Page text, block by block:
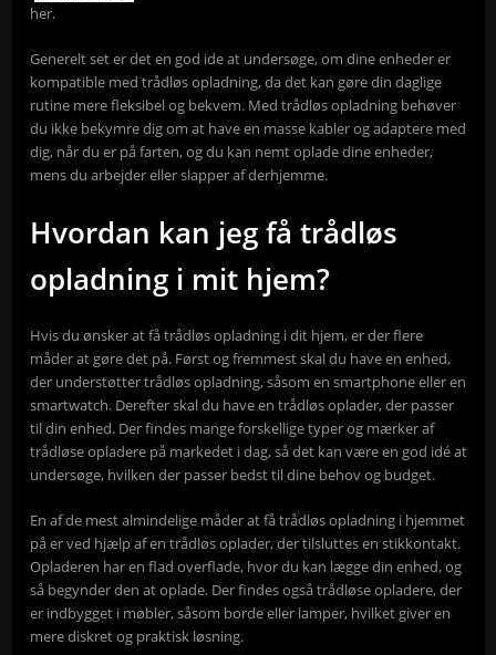
her.
Generelt set er det en god ide at undersøge, om dine enheder er
kompatible med trådløs opladning, da det kan gøre din daglige
rutine mere fleksibel og bekvem. Med trådløs opladning behøver
du ikke bekymre dig om at have en masse kabler og adaptere med
dig, når du er på farten, og du kan nemt oplade dine enheder,
mens du arbejder eller slapper af derhjemme.
Hvordan kan jeg få trådløs
opladning i mit hjem?
Hvis du ønsker at få trådløs opladning i dit hjem, er der flere
måder at gøre det på. Først og fremmest skal du have en enhed,
der understøtter trådløs opladning, såsom en smartphone eller en
smartwatch. Derefter skal du have en trådløs oplader, der passer
til din enhed. Der findes mange forskellige typer og mærker af
trådløse opladere på markedet i dag, så det kan være en god idé at
undersøge, hvilken der passer bedst til dine behov og budget.
En af de mest almindelige måder at få trådløs opladning i hjemmet
på er ved hjælp af en trådløs oplader, der tilsluttes en stikkontakt.
Opladeren har en flad overflade, hvor du kan lægge din enhed, og
så begynder den at oplade. Der findes også trådløse opladere, der
er indbygget i møbler, såsom borde eller lamper, hvilket giver en
mere diskret og praktisk løsning.